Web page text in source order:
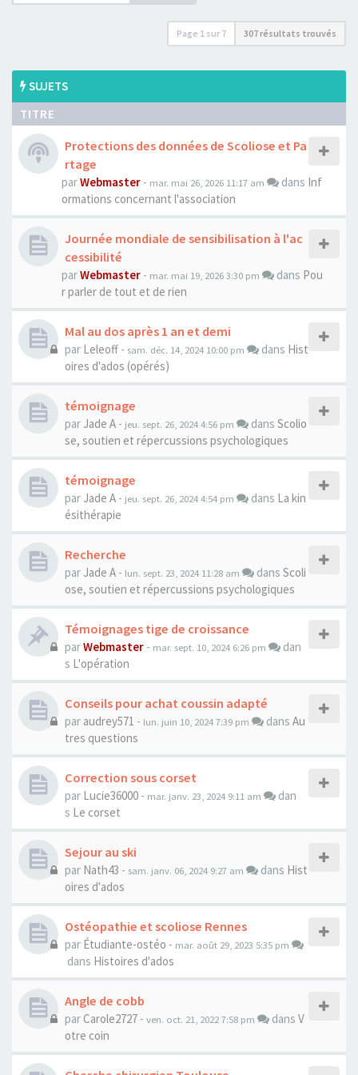
Page 1 sur 7 307 résultats trouvés
SUJETS
TITRE
Protections des données de Scoliose et Pa
rtage
parWebmaster - mar. mai 26, 2026 11:17 am dans Inf
ormations concernant l'association
Journée mondiale de sensibilisation à l'ac
cessibilité
parWebmaster - mar. mai 19, 2026 3:30 pm dans Pou
r parler de tout et de rien
Mal au dos après 1 an et demi
par Leleoff - sam. déc. 14, 2024 10:00 pm dans Hist
oires d'ados (opérés)
témoignage
par Jade A - jeu. sept. 26, 2024 4:56 pm dans Scolio
se, soutien et répercussions psychologiques
témoignage
par Jade A - jeu. sept. 26, 2024 4:54 pm dans La kin
ésithérapie
Recherche
par Jade A - lun. sept. 23, 2024 11:28 am dans Scoli
ose, soutien et répercussions psychologiques
Témoignages tige de croissance
parWebmaster - mar. sept. 10, 2024 6:26 pm
dan
s L'opération
Conseils pour achat coussin adapté
par audrey571 - lun. juin 10, 2024 7:39 pm dans Au
tres questions
Correction sous corset
par Lucie36000 - mar. janv. 23, 2024 9:11 am
dan
s Le corset
Sejour au ski
par Nath43 - sam. janv. 06, 2024 9:27 am dans Hist
oires d'ados
Ostéopathie et scoliose Rennes
par Étudiante-ostéo - mar. août 29, 2023 5:35 pm
dans Histoires d'ados
Angle de cobb
par Carole2727 - ven. oct. 21, 2022 7:58 pm dans V
otre coin